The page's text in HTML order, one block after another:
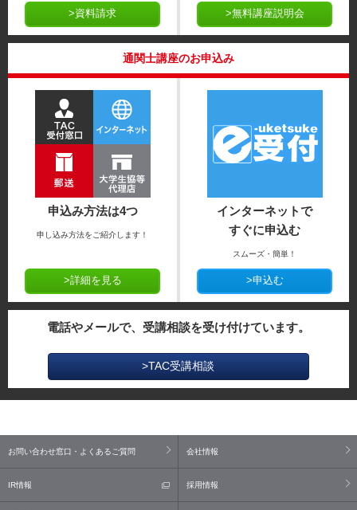
>資料請求 >無料講座説明会
通関士講座のお申込み
申込み方法は4つ
申し込み方法をご紹介します！
>詳細を見る
インターネットで
すぐに申込む
スムーズ・簡単！
>申込む
電話やメールで、受講相談を受け付けています。
>TAC受講相談
お問い合わせ窓口・よくあるご質問 会社情報
IR情報 採用情報